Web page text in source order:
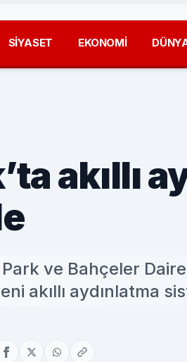
SİYASET EKONOMİ
akıllı
ve Bahçeler
akıllı aydınlatma